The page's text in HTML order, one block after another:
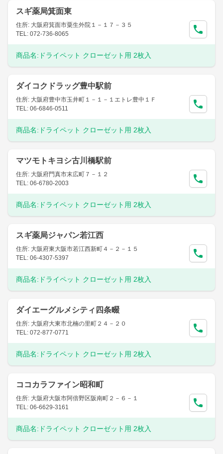
スギ薬局箕面東
住所: 大阪府箕面市粟生外院１－１７－３５
TEL: 072-736-8065
商品名: ドライペット クローゼット用 2枚入
ダイコクドラッグ豊中駅前
住所: 大阪府豊中市玉井町１－１－１エトレ豊中１Ｆ
TEL: 06-6846-0511
商品名: ドライペット クローゼット用 2枚入
マツモトキヨシ古川橋駅前
住所: 大阪府門真市末広町７－１２
TEL: 06-6780-2003
商品名: ドライペット クローゼット用 2枚入
スギ薬局ジャパン若江西
住所: 大阪府東大阪市若江西新町４－２－１５
TEL: 06-4307-5397
商品名: ドライペット クローゼット用 2枚入
ダイエーグルメシティ四条畷
住所: 大阪府大東市北楠の里町２４－２０
TEL: 072-877-0771
商品名: ドライペット クローゼット用 2枚入
ココカラファイン昭和町
住所: 大阪府大阪市阿倍野区阪南町２－６－１
TEL: 06-6629-3161
商品名: ドライペット クローゼット用 2枚入